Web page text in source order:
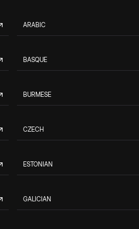
ARABIC
BASQUE
BURMESE
CZECH
ESTONIAN
GALICIAN